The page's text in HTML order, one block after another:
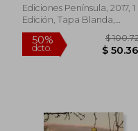
Ediciones Península, 2017, 1
Edición, Tapa Blanda,
Nuevo